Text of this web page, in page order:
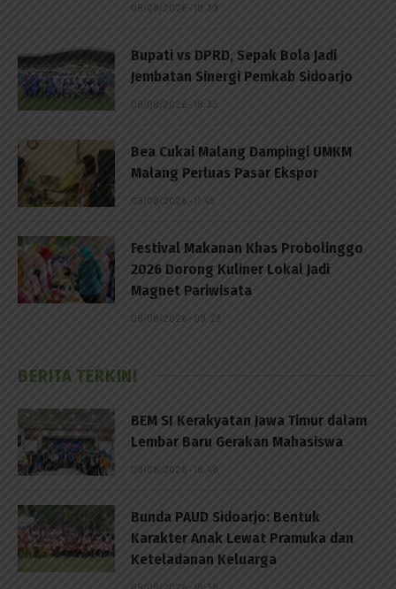
08/08/2026 - 18:39
Bupati vs DPRD, Sepak Bola Jadi
Jembatan Sinergi Pemkab Sidoarjo
08/08/2026 - 18:33
Bea Cukai Malang Dampingi UMKM
Malang Perluas Pasar Ekspor
08/08/2026 - 11:45
Festival Makanan Khas Probolinggo
2026 Dorong Kuliner Lokal Jadi
Magnet Pariwisata
08/08/2026 - 09:23
BERITA TERKINI
BEM SI Kerakyatan Jawa Timur dalam
Lembar Baru Gerakan Mahasiswa
08/08/2026 - 18:48
Bunda PAUD Sidoarjo: Bentuk
Karakter Anak Lewat Pramuka dan
Keteladanan Keluarga